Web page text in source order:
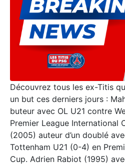
Découvrez tous les ex-Titis
un but ces derniers jours :
buteur avec OL U21 contre
Premier League International
(2005) auteur d’un doublé
Tottenham U21 (0-4) en
Cup. Adrien Rabiot (1995)